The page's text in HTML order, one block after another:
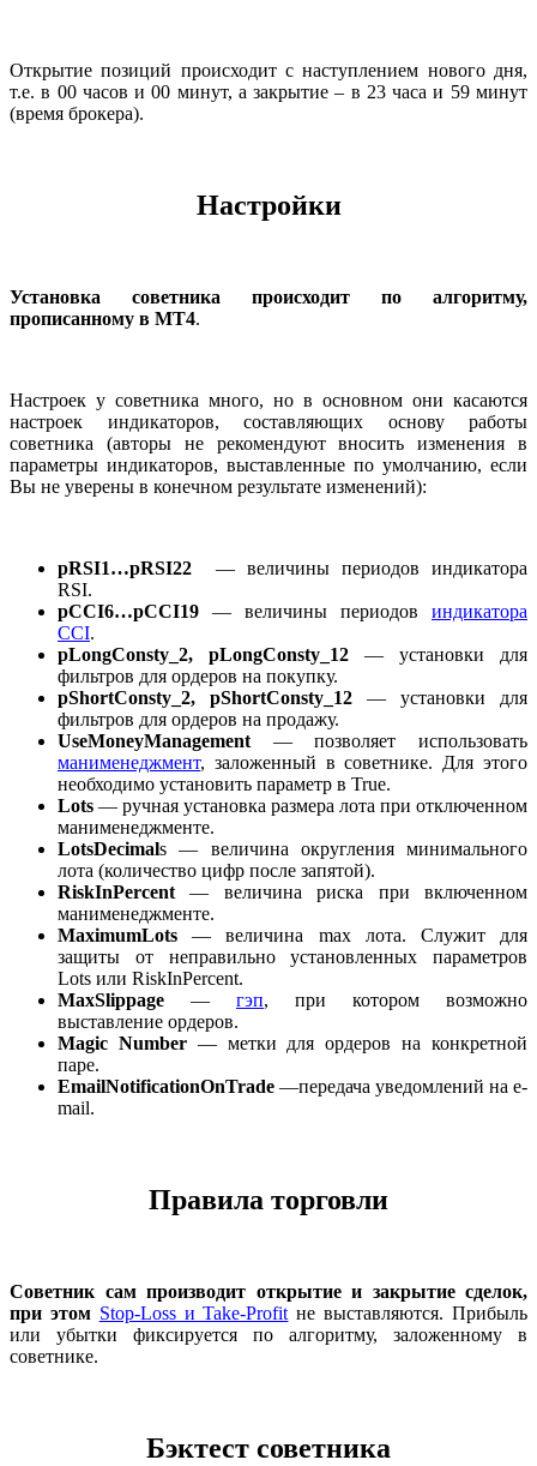
Открытие позиций происходит с наступлением нового дня,
т.е. в 00 часов и 00 минут, а закрытие – в 23 часа и 59 минут
(время брокера).
Настройки
Установка советника происходит по алгоритму,
прописанному в МТ4.
Настроек у советника много, но в основном они касаются
настроек индикаторов, составляющих основу работы
советника (авторы не рекомендуют вносить изменения в
параметры индикаторов, выставленные по умолчанию, если
Вы не уверены в конечном результате изменений):
pRSI1…pRSI22 — величины периодов индикатора
RSI.
pCCI6…pCCI19 — величины периодов индикатора
CCI.
pLongConsty_2, pLongConsty_12 — установки для
фильтров для ордеров на покупку.
pShortConsty_2, pShortConsty_12 — установки для
фильтров для ордеров на продажу.
UseMoneyManagement — позволяет использовать
манименеджмент, заложенный в советнике. Для этого
необходимо установить параметр в True.
Lots — ручная установка размера лота при отключенном
манименеджменте.
LotsDecimals — величина округления минимального
лота (количество цифр после запятой).
RiskInPercent — величина риска при включенном
манименеджменте.
MaximumLots — величина max лота. Служит для
защиты от неправильно установленных параметров
Lots или RiskInPercent.
MaxSlippage — гэп, при котором возможно
выставление ордеров.
Magic Number— метки для ордеров на конкретной
паре.
EmailNotificationOnTrade —передача уведомлений на e-
mail.
Правила торговли
Советник сам производит открытие и закрытие сделок,
при этом Stop-Loss и Take-Profit не выставляются. Прибыль
или убытки фиксируется по алгоритму, заложенному в
советнике.
Бэктест советника